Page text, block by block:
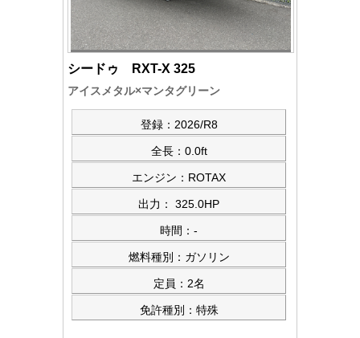
シードゥ RXT-X 325
アイスメタル×マンタグリーン
登録：2026/R8
全長：0.0ft
エンジン：ROTAX
出力： 325.0HP
時間：-
燃料種別：ガソリン
定員：2名
免許種別：特殊